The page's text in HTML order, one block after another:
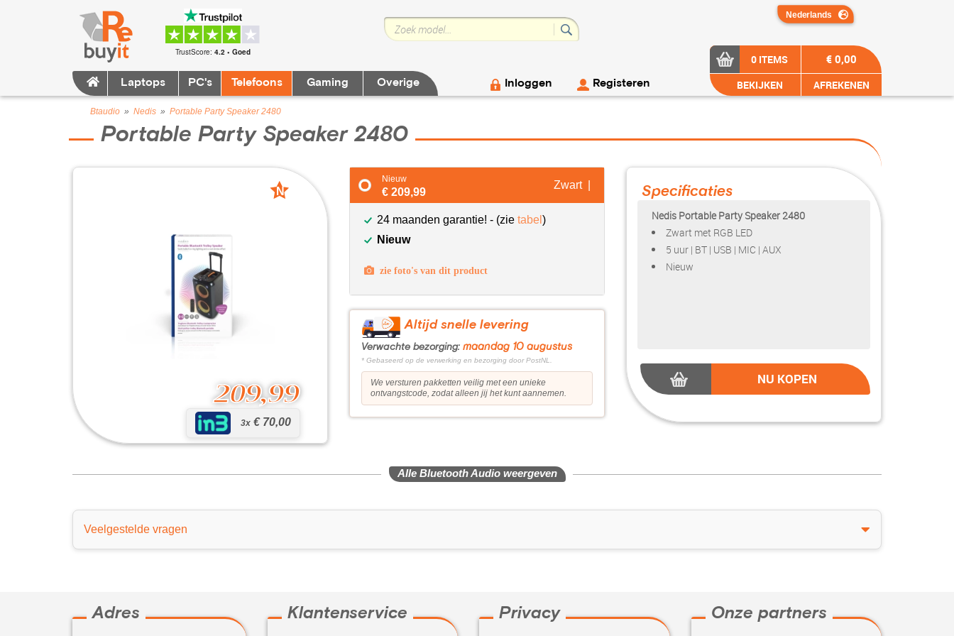
TrustScore: 4.2 • Goed
Laptops PC's Telefoons Gaming Overige Inloggen Registeren
0 ITEMS
BEKIJKEN
€ 0,00
AFREKENEN
Btaudio » Nedis » Portable Party Speaker 2480
Portable Party Speaker 2480
209,99
3x € 70,00
N
Nieuw
€ 209,99
Zwart |
24 maanden garantie! - (zie tabel )
Nieuw
zie foto's van dit product
Altijd snelle levering
Verwachte bezorging: maandag 10 augustus
* Gebaseerd op de verwerking en bezorging door PostNL.
We versturen pakketten veilig met een unieke
ontvangstcode, zodat alleen jij het kunt aannemen.
Specificaties
Nedis Portable Party Speaker 2480
Zwart met RGB LED
5 uur | BT | USB | MIC | AUX
Nieuw
NU KOPEN
Alle Bluetooth Audio weergeven
Veelgestelde vragen
Adres Klantenservice Privacy Onze partners